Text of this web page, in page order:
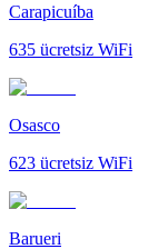
Carapicuíba
635 ücretsiz WiFi
Osasco
623 ücretsiz WiFi
Barueri